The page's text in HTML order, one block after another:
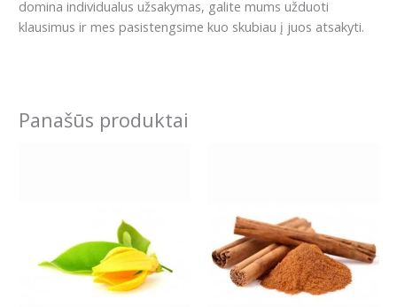
domina individualus užsakymas, galite mums užduoti
klausimus ir mes pasistengsime kuo skubiau į juos atsakyti.
Panašūs produktai